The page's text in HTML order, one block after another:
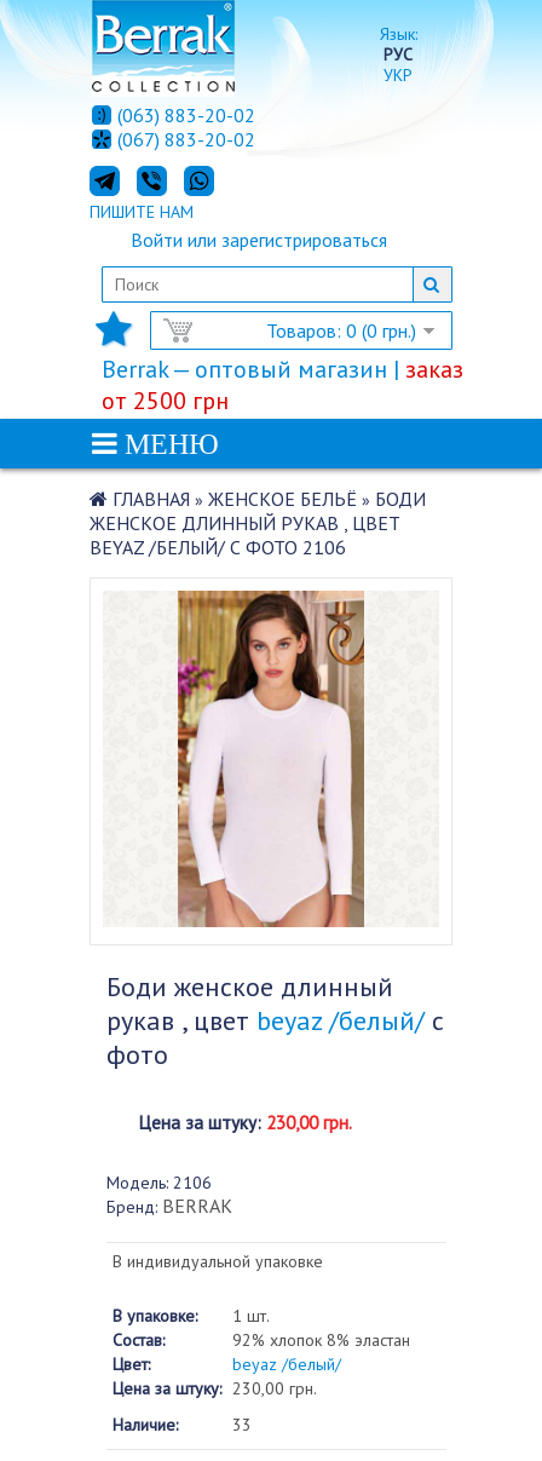
Язык:
РУС
УКР
Товаров: 0 (0 грн.)
Войти или зарегистрироваться
(063) 883-20-02
(067) 883-20-02
ПИШИТЕ НАМ
Berrak — оптовый магазин | заказ
от 2500 грн
МЕНЮ
ГЛАВНАЯ » ЖЕНСКОЕ БЕЛЬЁ » БОДИ
ЖЕНСКОЕ ДЛИННЫЙ РУКАВ , ЦВЕТ
BEYAZ /БЕЛЫЙ/ С ФОТО 2106
Боди женское длинный
рукав , цвет beyaz /белый/с
фото
Цена за штуку: 230,00 грн.
Модель: 2106
Бренд: BERRAK
В индивидуальной упаковке
В упаковке:
1 шт.
Состав:
92% хлопок 8% эластан
Цвет:
beyaz /белый/
Цена за штуку: 230,00 грн.
Наличие:
33